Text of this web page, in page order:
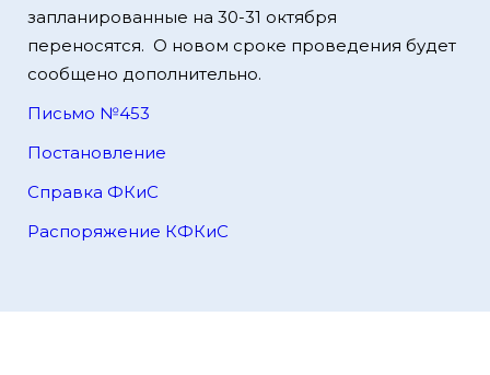
запланированные на 30-31 октября
переносятся. О новом сроке проведения будет
сообщено дополнительно.
Письмо №453
Постановление
Справка ФКиС
Распоряжение КФКиС